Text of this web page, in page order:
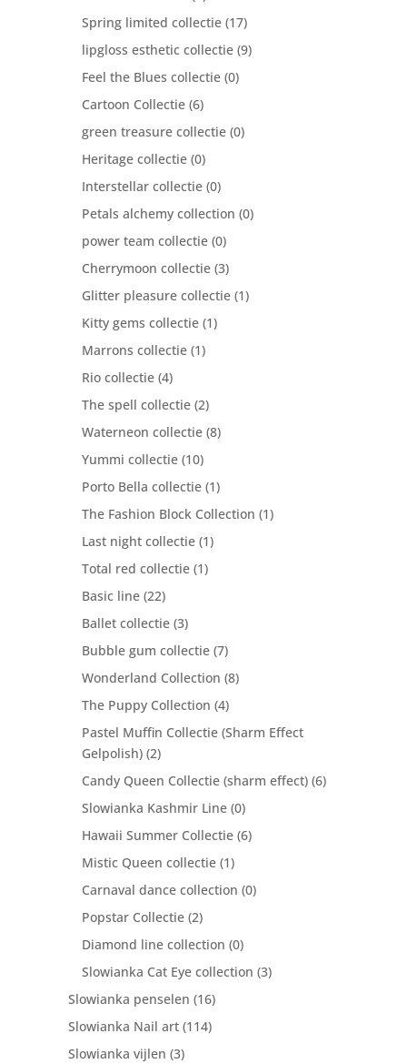
Spring limited collectie (17)
lipgloss esthetic collectie (9)
Feel the Blues collectie (0)
Cartoon Collectie (6)
green treasure collectie (0)
Heritage collectie (0)
Interstellar collectie (0)
Petals alchemy collection (0)
power team collectie (0)
Cherrymoon collectie (3)
Glitter pleasure collectie (1)
Kitty gems collectie (1)
Marrons collectie (1)
Rio collectie (4)
The spell collectie (2)
Waterneon collectie (8)
Yummi collectie (10)
Porto Bella collectie (1)
The Fashion Block Collection (1)
Last night collectie (1)
Total red collectie (1)
Basic line (22)
Ballet collectie (3)
Bubble gum collectie (7)
Wonderland Collection (8)
The Puppy Collection (4)
Pastel Muffin Collectie (Sharm Effect
Gelpolish) (2)
Candy Queen Collectie (sharm effect) (6)
Slowianka Kashmir Line (0)
Hawaii Summer Collectie (6)
Mistic Queen collectie (1)
Carnaval dance collection (0)
Popstar Collectie (2)
Diamond line collection (0)
Slowianka Cat Eye collection (3)
Slowianka penselen (16)
Slowianka Nail art (114)
Slowianka vijlen (3)